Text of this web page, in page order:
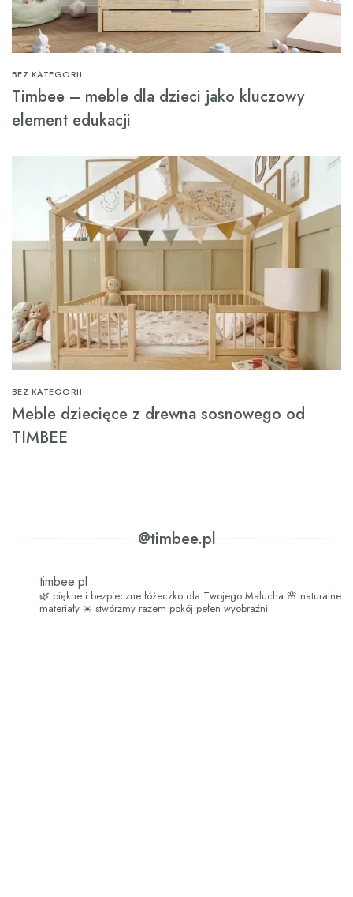
BEZ KATEGORII
Timbee – meble dla dzieci jako kluczowy
element edukacji
BEZ KATEGORII
Meble dziecięce z drewna sosnowego od
TIMBEE
@timbee.pl
timbee.pl
🌿 piękne i bezpieczne łóżeczko dla Twojego Malucha 🌸 naturalne
materiały ☀️ stwórzmy razem pokój pełen wyobraźni